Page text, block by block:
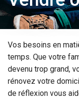
Vos besoins en
temps. Que votre
devenu trop grand,
rénovez votre
de réflexion vous